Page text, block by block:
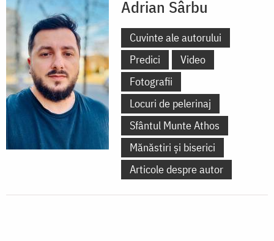
Adrian Sârbu
Cuvinte ale autorului
Predici
Video
Fotografii
Locuri de pelerinaj
Sfântul Munte Athos
Mănăstiri și biserici
Articole despre autor